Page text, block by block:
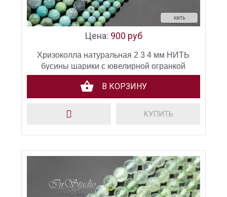
нить
Цена: 900 руб
Хризоколла натуральная 2 3 4 мм НИТЬ
бусины шарики с ювелирной огранкой
В КОРЗИНУ
КУПИТЬ